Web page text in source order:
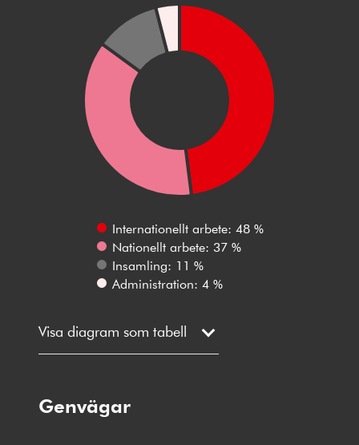
Internationellt arbete: 48 %
Nationellt arbete: 37 %
Insamling: 11 %
Administration: 4 %
Visa diagram som tabell
Genvägar